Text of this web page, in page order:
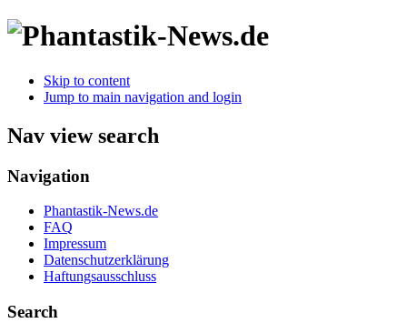
Skip to content
Jump to main navigation and login
Nav view search
Navigation
Phantastik-News.de
FAQ
Impressum
Datenschutzerklärung
Haftungsausschluss
Search